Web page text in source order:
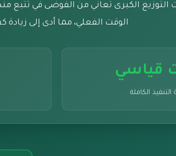
الكبرى تعاني من الفوضى في تتبع
الوقت الفعلي، مما أدى إلى
قياسي
التنفيذ الكاملة